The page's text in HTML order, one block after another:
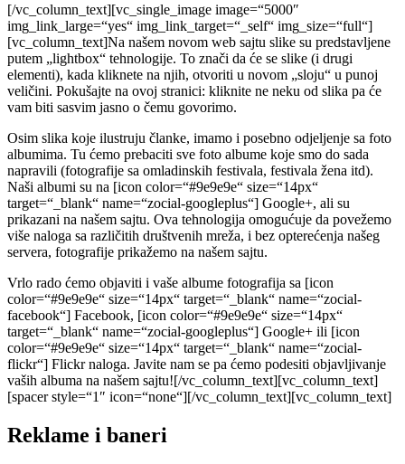
[/vc_column_text][vc_single_image image=“5000″
img_link_large=“yes“ img_link_target=“_self“ img_size=“full“]
[vc_column_text]Na našem novom web sajtu slike su predstavljene
putem „lightbox“ tehnologije. To znači da će se slike (i drugi
elementi), kada kliknete na njih, otvoriti u novom „sloju“ u punoj
veličini. Pokušajte na ovoj stranici: kliknite ne neku od slika pa će
vam biti sasvim jasno o čemu govorimo.
Osim slika koje ilustruju članke, imamo i posebno odjeljenje sa foto
albumima. Tu ćemo prebaciti sve foto albume koje smo do sada
napravili (fotografije sa omladinskih festivala, festivala žena itd).
Naši albumi su na [icon color=“#9e9e9e“ size=“14px“
target=“_blank“ name=“zocial-googleplus“] Google+, ali su
prikazani na našem sajtu. Ova tehnologija omogućuje da povežemo
više naloga sa različitih društvenih mreža, i bez opterećenja našeg
servera, fotografije prikažemo na našem sajtu.
Vrlo rado ćemo objaviti i vaše albume fotografija sa [icon
color=“#9e9e9e“ size=“14px“ target=“_blank“ name=“zocial-
facebook“] Facebook, [icon color=“#9e9e9e“ size=“14px“
target=“_blank“ name=“zocial-googleplus“] Google+ ili [icon
color=“#9e9e9e“ size=“14px“ target=“_blank“ name=“zocial-
flickr“] Flickr naloga. Javite nam se pa ćemo podesiti objavljivanje
vaših albuma na našem sajtu![/vc_column_text][vc_column_text]
[spacer style=“1″ icon=“none“][/vc_column_text][vc_column_text]
Reklame i baneri